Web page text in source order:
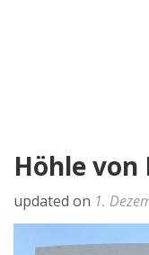
Höhle von
updated on 1.